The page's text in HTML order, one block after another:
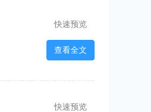
快速预览
查看全文
快速预览